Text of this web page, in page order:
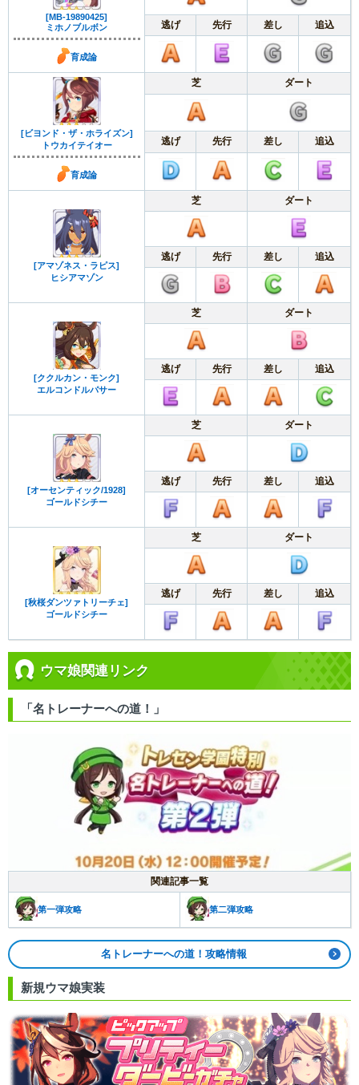
[MB-19890425]
ミホノブルボン
育成論
逃げ 先行 差し 追込
[ビヨンド・ザ・ホライズン]
トウカイテイオー
育成論
芝 ダート
逃げ 先行 差し 追込
[アマゾネス・ラピス]
ヒシアマゾン
芝 ダート
逃げ 先行 差し 追込
[ククルカン・モンク]
エルコンドルパサー
芝 ダート
逃げ 先行 差し 追込
[オーセンティック/1928]
ゴールドシチー
芝 ダート
逃げ 先行 差し 追込
[秋桜ダンツァトリーチェ]
ゴールドシチー
芝 ダート
逃げ 先行 差し 追込
ウマ娘関連リンク
「名トレーナーへの道！」
関連記事一覧
第一弾攻略 第二弾攻略
名トレーナーへの道！攻略情報
新規ウマ娘実装